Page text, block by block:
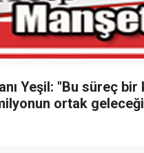
Yeşil: "Bu süreç bir
ortak